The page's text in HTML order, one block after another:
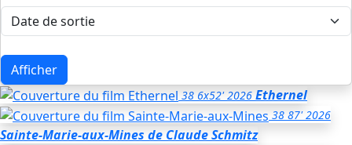
Afficher
38 6x52' 2026 Ethernel
38 87' 2026
Sainte-Marie-aux-Mines de Claude Schmitz